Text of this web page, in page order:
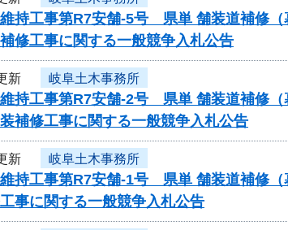
維持工事第R7安舗-5号 県単 舗装道補修
修工事に関する一般競争入札公告
新 岐阜土木事務所
維持工事第R7安舗-2号 県単 舗装道補修
補修工事に関する一般競争入札公告
新 岐阜土木事務所
維持工事第R7安舗-1号 県単 舗装道補修
事に関する一般競争入札公告